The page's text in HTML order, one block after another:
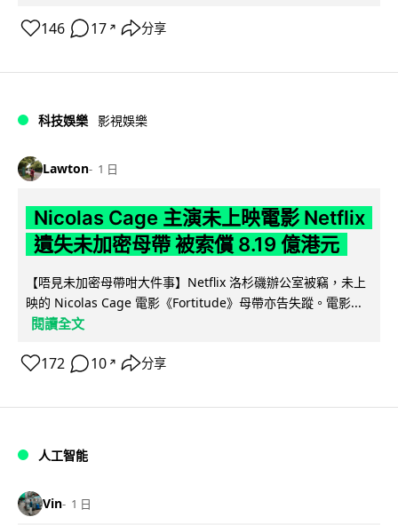
146 17 ↗ 分享
科技娛樂 影視娛樂
Lawton 1 日
Nicolas Cage 主演未上映電影 Netflix
遺失未加密母帶 被索償 8.19 億港元
【唔見未加密母帶咁大件事】Netflix 洛杉磯辦公室被竊，未上
映的 Nicolas Cage 電影《Fortitude》母帶亦告失蹤。電影...
閱讀全文
172 10 ↗ 分享
人工智能
Vin 1 日